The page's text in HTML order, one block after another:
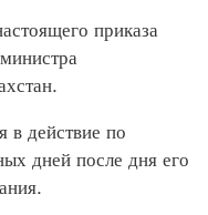
приказа
действие по
дней после дня его